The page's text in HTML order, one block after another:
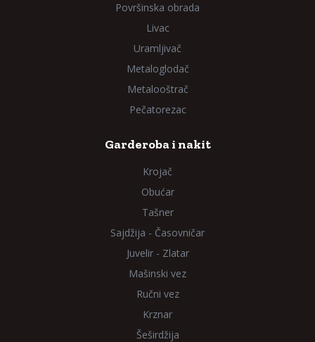
Površinska obrada
Livac
Uramljivač
Metaloglodač
Metalooštrač
Pečatorezac
Garderoba i nakit
Krojač
Obućar
Tašner
Sajdžija - Časovničar
Juvelir - Zlatar
Mašinski vez
Ručni vez
Krznar
Šeširdžija